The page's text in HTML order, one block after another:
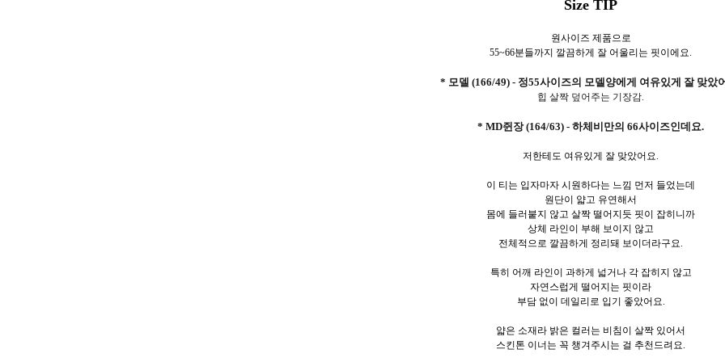
Size TIP
원사이즈 제품으로
55~66분들까지 깔끔하게 잘 어울리는 핏이에요.
* 모델 (166/49) - 정55사이즈의 모델양에게 여유있게 잘 맞았
힙 살짝 덮어주는 기장감.
* MD쥔장 (164/63) - 하체비만의 66사이즈인데요.
저한테도 여유있게 잘 맞았어요.
이 티는 입자마자 시원하다는 느낌 먼저 들었는데
원단이 얇고 유연해서
몸에 들러붙지 않고 살짝 떨어지듯 핏이 잡히니까
상체 라인이 부해 보이지 않고
전체적으로 깔끔하게 정리돼 보이더라구요.
특히 어깨 라인이 과하게 넓거나 각 잡히지 않고
자연스럽게 떨어지는 핏이라
부담 없이 데일리로 입기 좋았어요.
얇은 소재라 밝은 컬러는 비침이 살짝 있어서
스킨톤 이너는 꼭 챙겨주시는 걸 추천드려요.